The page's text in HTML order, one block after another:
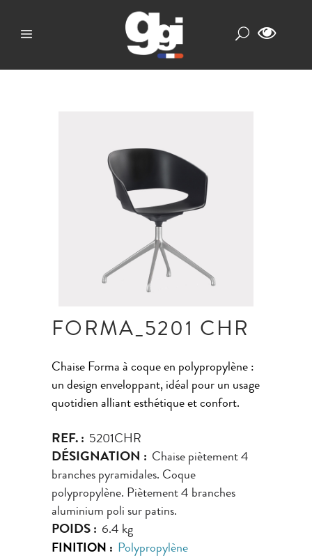
FORMA_5201 CHR
Chaise Forma à coque en polypropylène :
un design enveloppant, idéal pour un usage
quotidien alliant esthétique et confort.
REF. : 5201CHR
DÉSIGNATION : Chaise piètement 4
branches pyramidales. Coque
polypropylène. Piètement 4 branches
aluminium poli sur patins.
POIDS : 6.4 kg
FINITION : Polypropylène